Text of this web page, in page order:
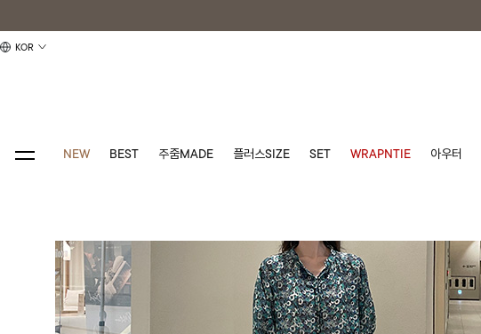
KOR
NEW BEST 주줌MADE 플러스SIZE SET WRAPNTIE 아우터